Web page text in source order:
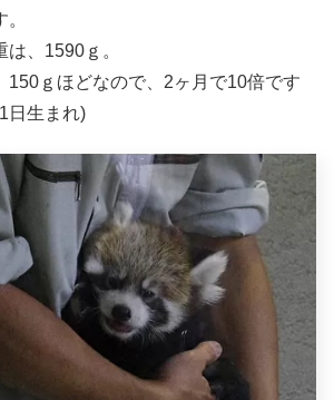
は、1590ｇ。
150ｇほどなので、2ヶ月で10倍です
日生まれ)